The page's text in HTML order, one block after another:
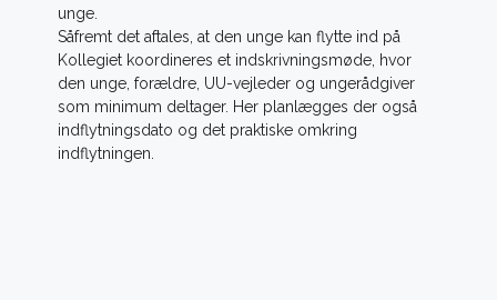
unge.
Såfremt det aftales, at den unge kan flytte ind på
Kollegiet koordineres et indskrivningsmøde, hvor
den unge, forældre, UU-vejleder og ungerådgiver
som minimum deltager. Her planlægges der også
indflytningsdato og det praktiske omkring
indflytningen.